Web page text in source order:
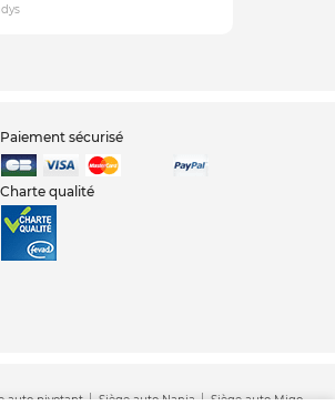
Paiement sécurisé
Charte qualité
auto pivotant Siège auto Nania Siège auto Migo